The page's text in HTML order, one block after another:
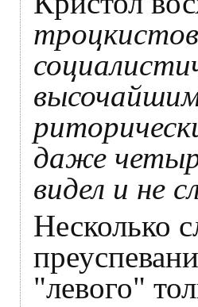
даже
видел и не
Несколько
"левого"